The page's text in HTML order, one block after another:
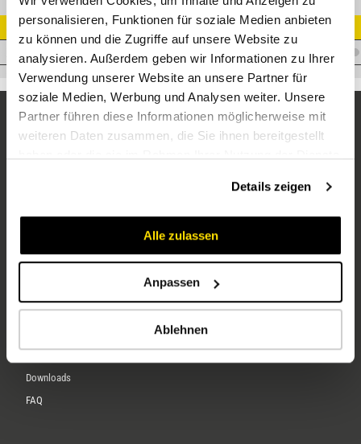
personalisieren, Funktionen für soziale Medien anbieten
zu können und die Zugriffe auf unsere Website zu
analysieren. Außerdem geben wir Informationen zu Ihrer
Verwendung unserer Website an unsere Partner für
soziale Medien, Werbung und Analysen weiter. Unsere
Partner führen diese Informationen möglicherweise mit
weiteren Daten zusammen, die Sie ihnen bereitgestellt
Details zeigen
Alle zulassen
Anpassen
Ablehnen
Artikel Nr.
C.CVV161NPTM
Service
Downloads
FAQ